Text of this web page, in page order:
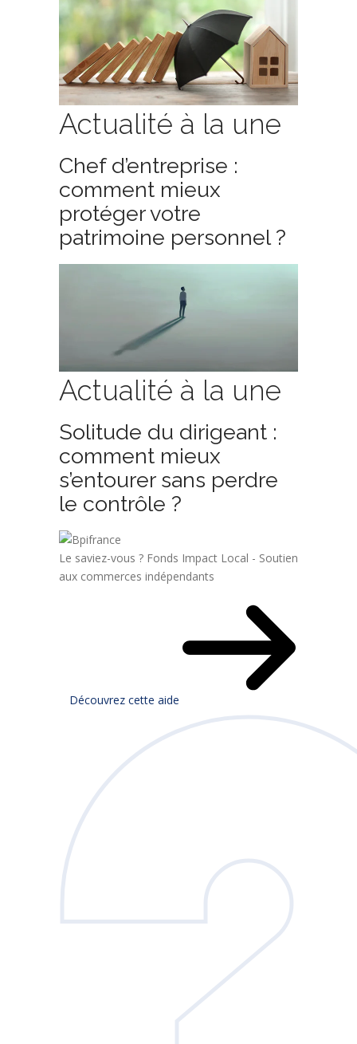
Actualité à la une
Chef d’entreprise :
comment mieux
protéger votre
patrimoine personnel ?
Actualité à la une
Solitude du dirigeant :
comment mieux
s’entourer sans perdre
le contrôle ?
Le saviez-vous ? Fonds Impact Local - Soutien
aux commerces indépendants
Découvrez cette aide